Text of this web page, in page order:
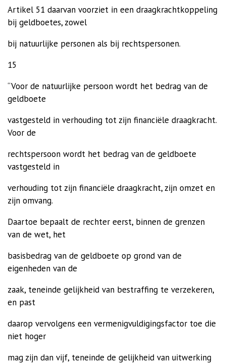
Artikel 51 daarvan voorziet in een draagkrachtkoppeling
bij geldboetes, zowel
bij natuurlijke personen als bij rechtspersonen.
15
“Voor de natuurlijke persoon wordt het bedrag van de
geldboete
vastgesteld in verhouding tot zijn financiële draagkracht.
Voor de
rechtspersoon wordt het bedrag van de geldboete
vastgesteld in
verhouding tot zijn financiële draagkracht, zijn omzet en
zijn omvang.
Daartoe bepaalt de rechter eerst, binnen de grenzen
van de wet, het
basisbedrag van de geldboete op grond van de
eigenheden van de
zaak, teneinde gelijkheid van bestraffing te verzekeren,
en past
daarop vervolgens een vermenigvuldigingsfactor toe die
niet hoger
mag zijn dan vijf, teneinde de gelijkheid van uitwerking